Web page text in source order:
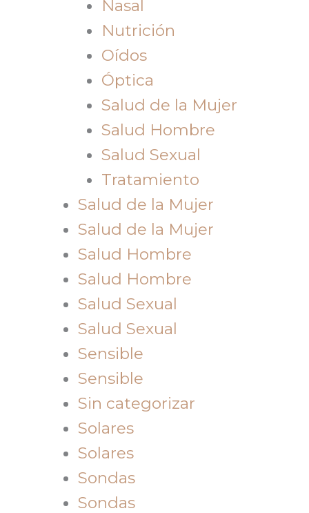
Nasal
Nutrición
Oídos
Óptica
Salud de la Mujer
Salud Hombre
Salud Sexual
Tratamiento
Salud de la Mujer
Salud de la Mujer
Salud Hombre
Salud Hombre
Salud Sexual
Salud Sexual
Sensible
Sensible
Sin categorizar
Solares
Solares
Sondas
Sondas